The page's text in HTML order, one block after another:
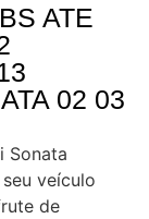
ATE
02 03
Sonata
veículo
de